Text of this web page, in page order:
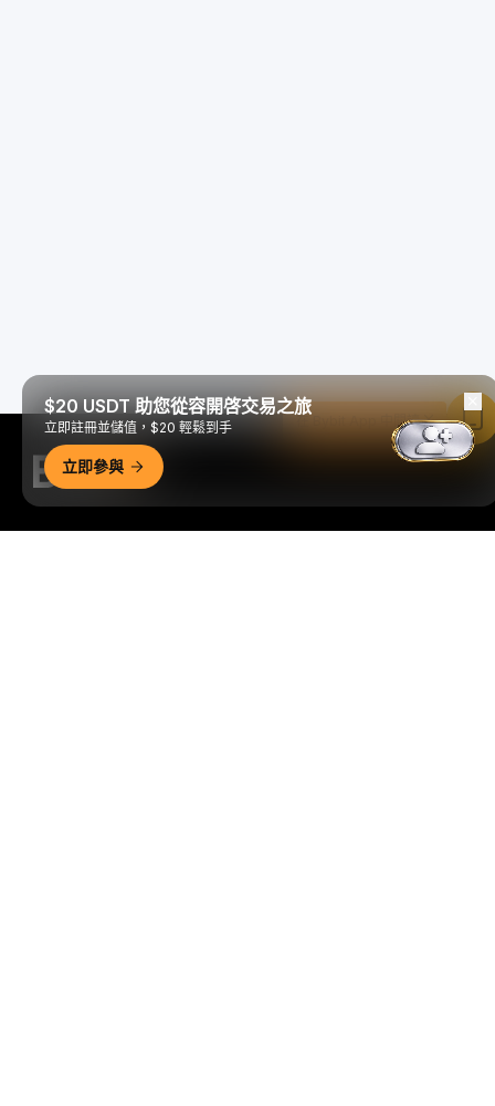
$20 USDT 助您從容開啓交易之旅
立即註冊並儲值，$20 輕鬆到手
立即參與
在 Bybit App 中閱讀